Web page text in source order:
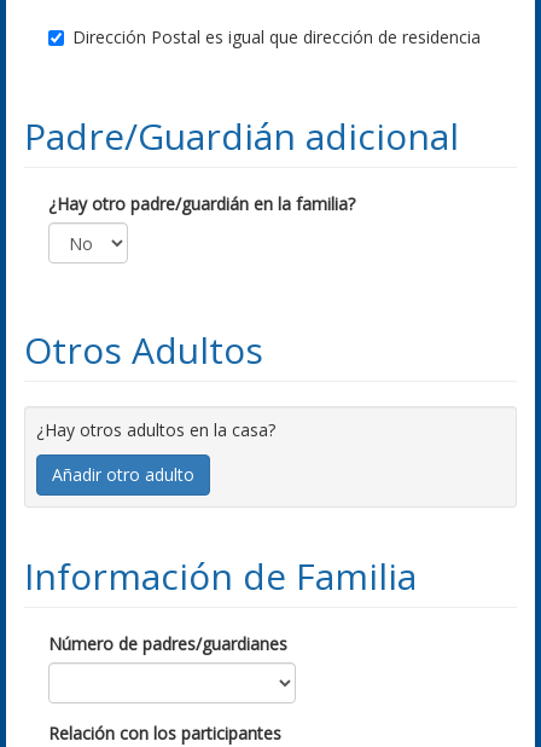
Dirección Postal es igual que dirección de residencia
Padre/Guardián adicional
¿Hay otro padre/guardián en la familia?
Otros Adultos
¿Hay otros adultos en la casa?
Añadir otro adulto
Información de Familia
Número de padres/guardianes
Relación con los participantes